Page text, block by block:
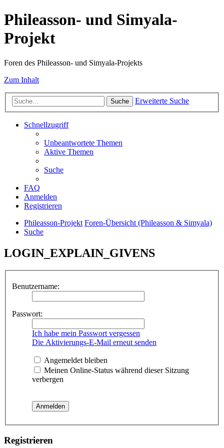
Phileasson- und Simyala-
Projekt
Foren des Phileasson- und Simyala-Projekts
Zum Inhalt
Suche Erweiterte Suche
Schnellzugriff
Unbeantwortete Themen
Aktive Themen
Suche
FAQ
Anmelden
Registrieren
Phileasson-Projekt Foren-Übersicht (Phileasson & Simyala)
Suche
LOGIN_EXPLAIN_GIVENS
Benutzername:
Passwort:
Ich habe mein Passwort vergessen
Die Aktivierungs-E-Mail erneut senden
Angemeldet bleiben
Meinen Online-Status während dieser Sitzung
verbergen
Registrieren